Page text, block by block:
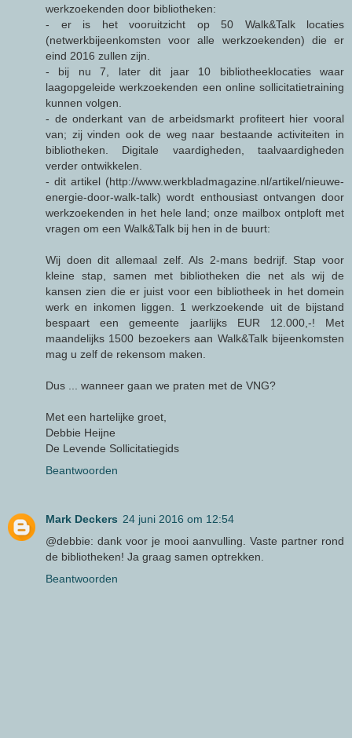
werkzoekenden door bibliotheken:
- er is het vooruitzicht op 50 Walk&Talk locaties
(netwerkbijeenkomsten voor alle werkzoekenden) die er
eind 2016 zullen zijn.
- bij nu 7, later dit jaar 10 bibliotheeklocaties waar
laagopgeleide werkzoekenden een online sollicitatietraining
kunnen volgen.
- de onderkant van de arbeidsmarkt profiteert hier vooral
van; zij vinden ook de weg naar bestaande activiteiten in
bibliotheken. Digitale vaardigheden, taalvaardigheden
verder ontwikkelen.
- dit artikel (http://www.werkbladmagazine.nl/artikel/nieuwe-
energie-door-walk-talk) wordt enthousiast ontvangen door
werkzoekenden in het hele land; onze mailbox ontploft met
vragen om een Walk&Talk bij hen in de buurt:
Wij doen dit allemaal zelf. Als 2-mans bedrijf. Stap voor
kleine stap, samen met bibliotheken die net als wij de
kansen zien die er juist voor een bibliotheek in het domein
werk en inkomen liggen. 1 werkzoekende uit de bijstand
bespaart een gemeente jaarlijks EUR 12.000,-! Met
maandelijks 1500 bezoekers aan Walk&Talk bijeenkomsten
mag u zelf de rekensom maken.
Dus ... wanneer gaan we praten met de VNG?
Met een hartelijke groet,
Debbie Heijne
De Levende Sollicitatiegids
Beantwoorden
Mark Deckers 24 juni 2016 om 12:54
@debbie: dank voor je mooi aanvulling. Vaste partner rond
de bibliotheken! Ja graag samen optrekken.
Beantwoorden